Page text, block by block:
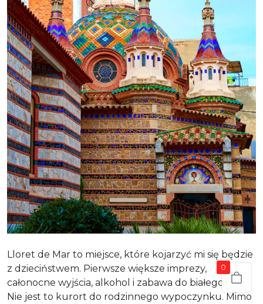
Lloret de Mar to miejsce, które kojarzyć mi się będzie
z dzieciństwem. Pierwsze większe imprezy,
całonocne wyjścia, alkohol i zabawa do białego rana.
Nie jest to kurort do rodzinnego wypoczynku. Mimo
0